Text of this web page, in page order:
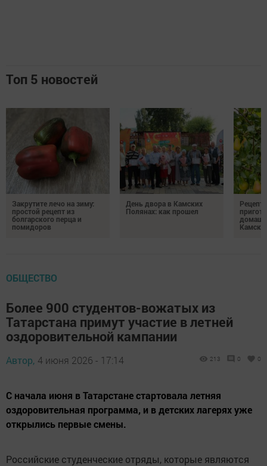
Топ 5 новостей
Закрутите лечо на зиму:
простой рецепт из
болгарского перца и
помидоров
День двора в Камских
Полянах: как прошел
ОБЩЕСТВО
Более 900 студентов-вожатых из
Татарстана примут участие в летней
оздоровительной кампании
Автор, 4 июня 2026 - 17:14 213 0 0
С начала июня в Татарстане стартовала летняя
оздоровительная программа, и в детских лагерях уже
открылись первые смены.
Российские студенческие отряды, которые являются